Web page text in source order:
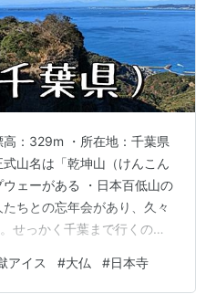
：329m ・所在地：千葉県
山名は「乾坤山（けんこん
ェーがある ・日本百低山の
ちとの忘年会があり、久々
せっかく千葉まで行くので
は、山の存在を感じない生
アイス #大仏 #日本寺